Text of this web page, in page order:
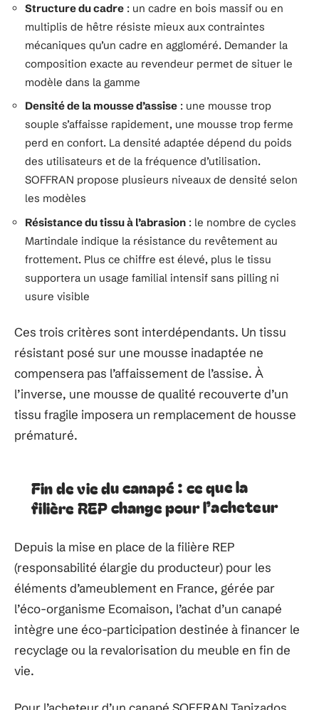
Structure du cadre : un cadre en bois massif ou en
multiplis de hêtre résiste mieux aux contraintes
mécaniques qu’un cadre en aggloméré. Demander la
composition exacte au revendeur permet de situer le
modèle dans la gamme
Densité de la mousse d’assise : une mousse trop
souple s’affaisse rapidement, une mousse trop ferme
perd en confort. La densité adaptée dépend du poids
des utilisateurs et de la fréquence d’utilisation.
SOFFRAN propose plusieurs niveaux de densité selon
les modèles
Résistance du tissu à l’abrasion : le nombre de cycles
Martindale indique la résistance du revêtement au
frottement. Plus ce chiffre est élevé, plus le tissu
supportera un usage familial intensif sans pilling ni
usure visible
Ces trois critères sont interdépendants. Un tissu
résistant posé sur une mousse inadaptée ne
compensera pas l’affaissement de l’assise. À
l’inverse, une mousse de qualité recouverte d’un
tissu fragile imposera un remplacement de housse
prématuré.
Fin de vie du canapé : ce que la
filière REP change pour l’acheteur
Depuis la mise en place de la filière REP
(responsabilité élargie du producteur) pour les
éléments d’ameublement en France, gérée par
l’éco-organisme Ecomaison, l’achat d’un canapé
intègre une éco-participation destinée à financer le
recyclage ou la revalorisation du meuble en fin de
vie.